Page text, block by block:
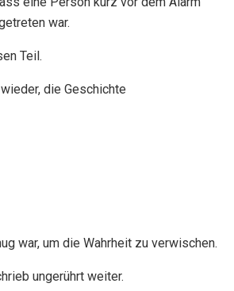
war.
Teil.
die Geschichte
war, um die Wahrheit zu verwischen.
ungerührt weiter.